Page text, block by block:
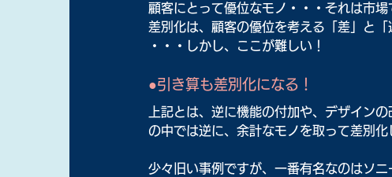
顧客にとって優位なモノ・・・それは市
差別化は、顧客の優位を考える「差」と「
・・・しかし、ここが難しい！
●引き算も差別化になる！
上記とは、逆に機能の付加や、デザイン
の中では逆に、余計なモノを取って差別化
少々旧い事例ですが、一番有名なのはソ